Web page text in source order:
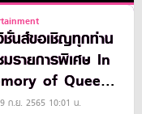
นส์ขอเชิญทุกท่าน
รายการพิเศษ In
of Queen
II
9 ก.ย. 2565 10:01 น.